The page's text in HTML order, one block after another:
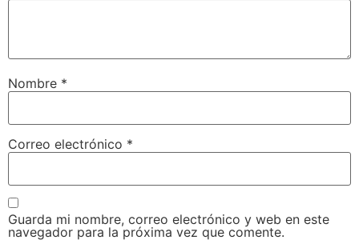
Nombre *
Correo electrónico *
Guarda mi nombre, correo electrónico y web en este
navegador para la próxima vez que comente.